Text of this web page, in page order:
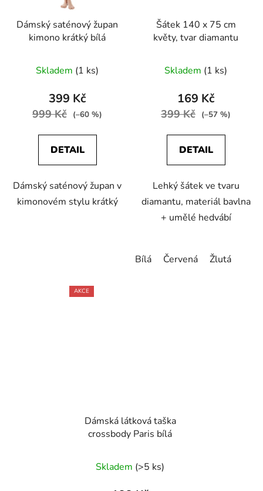
Dámský saténový župan
kimono krátký bílá
Skladem (1 ks)
399 Kč
999 Kč (–60 %)
DETAIL
Dámský saténový župan v
kimonovém stylu krátký
Šátek 140 x 75 cm
květy, tvar diamantu
Skladem (1 ks)
169 Kč
399 Kč (–57 %)
DETAIL
Lehký šátek ve tvaru
diamantu, materiál bavlna
+ umělé hedvábí
Bílá Červená Žlutá
AKCE
Dámská látková taška
crossbody Paris bílá
Skladem (>5 ks)